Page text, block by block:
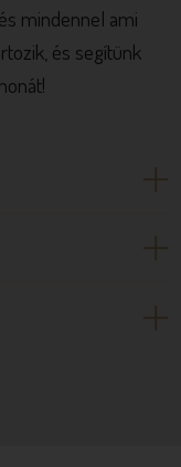
mindennel ami
és segítünk